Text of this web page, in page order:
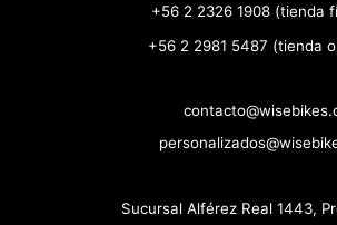
+56 2 2326 1908 (tienda
+56 2 2981 5487 (tienda
Sucursal Alférez Real 1443,